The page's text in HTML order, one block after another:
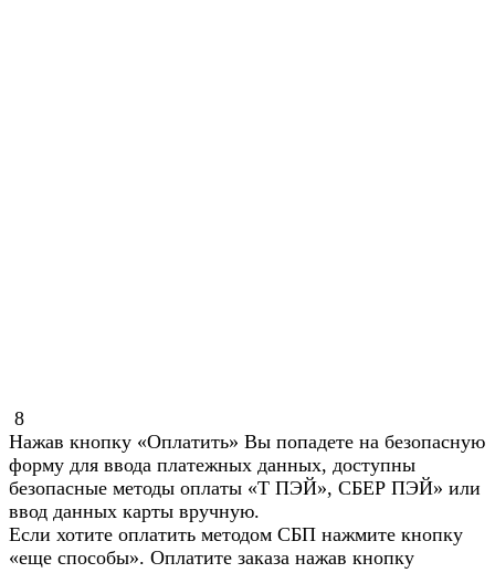
8
Нажав кнопку «Оплатить» Вы попадете на безопасную
форму для ввода платежных данных, доступны
безопасные методы оплаты «Т ПЭЙ», СБЕР ПЭЙ» или
ввод данных карты вручную.
Если хотите оплатить методом СБП нажмите кнопку
«еще способы». Оплатите заказа нажав кнопку